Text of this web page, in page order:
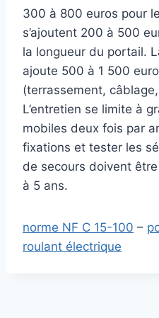
300 à 800 euros pour
s’ajoutent 200 à 500
la longueur du portail.
ajoute 500 à 1 500
(terrassement,
L’entretien se limite à
mobiles deux fois par
fixations et tester les
de secours doivent
à 5 ans.
norme NF C 15-100 –
roulant électrique